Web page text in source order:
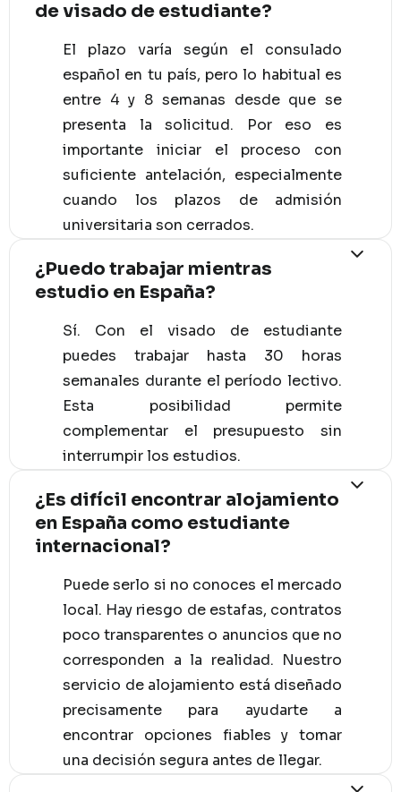
de visado de estudiante?
El plazo varía según el consulado
español en tu país, pero lo habitual es
entre 4 y 8 semanas desde que se
presenta la solicitud. Por eso es
importante iniciar el proceso con
suficiente antelación, especialmente
cuando los plazos de admisión
universitaria son cerrados.
¿Puedo trabajar mientras
estudio en España?
Sí. Con el visado de estudiante
puedes trabajar hasta 30 horas
semanales durante el período lectivo.
Esta posibilidad permite
complementar el presupuesto sin
interrumpir los estudios.
¿Es difícil encontrar alojamiento
en España como estudiante
internacional?
Puede serlo si no conoces el mercado
local. Hay riesgo de estafas, contratos
poco transparentes o anuncios que no
corresponden a la realidad. Nuestro
servicio de alojamiento está diseñado
precisamente para ayudarte a
encontrar opciones fiables y tomar
una decisión segura antes de llegar.